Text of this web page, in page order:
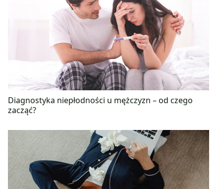
Diagnostyka niepłodności u mężczyzn – od czego
zacząć?